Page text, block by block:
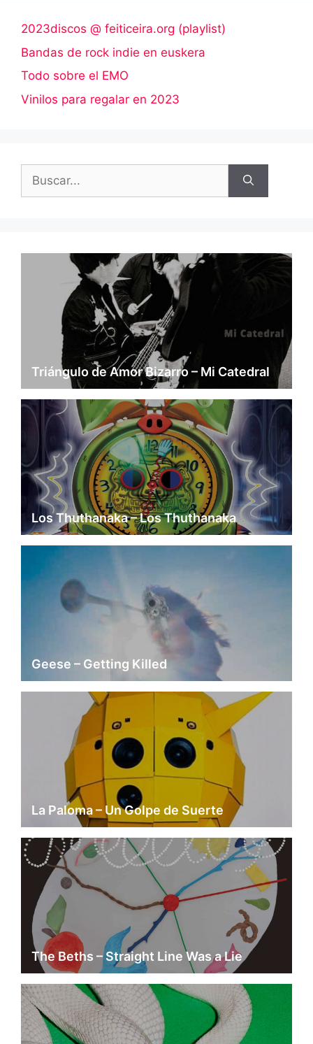
2023discos @ feiticeira.org (playlist)
Bandas de rock indie en euskera
Todo sobre el EMO
Vinilos para regalar en 2023
Triángulo de Amor Bizarro – Mi Catedral
Los Thuthanaka – Los Thuthanaka
Geese – Getting Killed
La Paloma – Un Golpe de Suerte
The Beths – Straight Line Was a Lie